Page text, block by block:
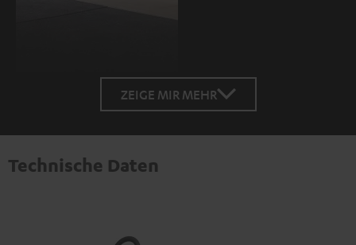
ZEIGE MIR MEHR
Technische Daten